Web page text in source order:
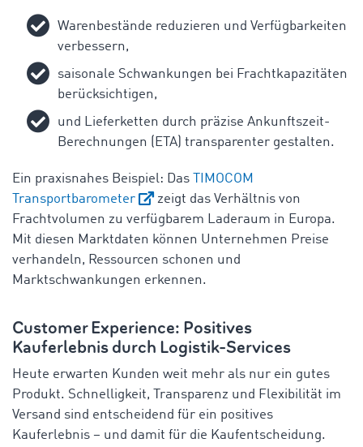
Warenbestände reduzieren und Verfügbarkeiten
verbessern,
saisonale Schwankungen bei Frachtkapazitäten
berücksichtigen,
und Lieferketten durch präzise Ankunftszeit-
Berechnungen (ETA) transparenter gestalten.
Ein praxisnahes Beispiel: Das
TIMOCOM
Transportbarometer
zeigt das Verhältnis von
Frachtvolumen zu verfügbarem Laderaum in Europa.
Mit diesen Marktdaten können Unternehmen Preise
verhandeln, Ressourcen schonen und
Marktschwankungen erkennen.
Customer Experience: Positives
Kauferlebnis durch Logistik-Services
Heute erwarten Kunden weit mehr als nur ein gutes
Produkt. Schnelligkeit, Transparenz und Flexibilität im
Versand sind entscheidend für ein positives
Kauferlebnis – und damit für die Kaufentscheidung.